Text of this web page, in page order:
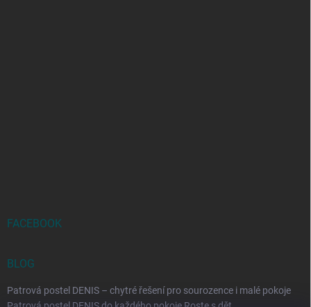
FACEBOOK
BLOG
Patrová postel DENIS – chytré řešení pro sourozence i malé pokoje